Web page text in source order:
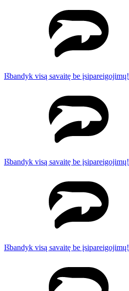
Išbandyk visą savaitę be įsipareigojimų!
Išbandyk visą savaitę be įsipareigojimų!
Išbandyk visą savaitę be įsipareigojimų!